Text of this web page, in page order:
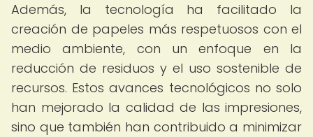
Además, la tecnología ha facilitado la
creación de papeles más respetuosos con el
medio ambiente, con un enfoque en la
reducción de residuos y el uso sostenible de
recursos. Estos avances tecnológicos no solo
han mejorado la calidad de las impresiones,
sino que también han contribuido a minimizar